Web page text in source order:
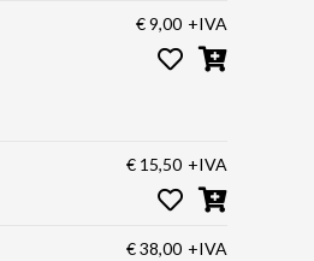
€ 9,00 +IVA
€ 15,50 +IVA
€ 38,00 +IVA